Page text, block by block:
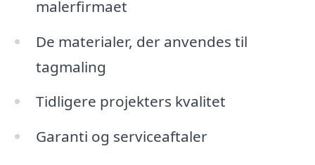
malerfirmaet
De materialer, der anvendes til
tagmaling
Tidligere projekters kvalitet
Garanti og serviceaftaler